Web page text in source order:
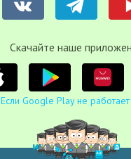
Cкачайте наше
Если Google Play не